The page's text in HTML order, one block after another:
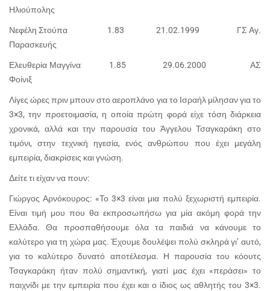
Ηλιούπολης
Νεφέλη Στούπα 1.83 21.02.1999 ΓΣ Αγ.
Παρασκευής
Ελευθερία Μαγγίνα 1.85 29.06.2000 ΑΣ
Φοίνιξ
Λίγες ώρες πριν μπουν στο αεροπλάνο για το Ισραήλ μίλησαν για το
3×3, την προετοιμασία, η οποία πρώτη φορά είχε τόση διάρκεια
χρονικά, αλλά και την παρουσία του Άγγελου Τσαγκαράκη στο
τιμόνι, στην τεχνική ηγεσία, ενός ανθρώπου που έχει μεγάλη
εμπειρία, διακρίσεις και γνώση.
Δείτε τι είχαν να πουν:
Γιώργος Αρνόκουρος: «Το 3×3 είναι μια πολύ ξεχωριστή εμπειρία.
Είναι τιμή μου που θα εκπροσωπήσω για μία ακόμη φορά την
Ελλάδα. Θα προσπαθήσουμε όλα τα παιδιά να κάνουμε το
καλύτερο για τη χώρα μας. Έχουμε δουλέψει πολύ σκληρά γι’ αυτό,
για το καλύτερο δυνατό αποτέλεσμα. Η παρουσία του κόουτς
Τσαγκαράκη ήταν πολύ σημαντική, γιατί μας έχει «περάσει» το
παιχνίδι με την εμπειρία που έχει και ο ίδιος ως αθλητής του 3×3.